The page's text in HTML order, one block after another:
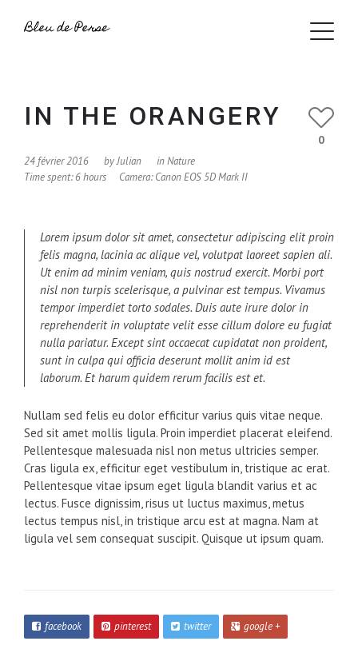
IN THE ORANGERY
24 février 2016 byJulian inNature
Time spent: 6 hours
Camera: Canon EOS 5D Mark II
0
Lorem ipsum dolor sit amet, consectetur adipiscing elit proin
felis magna, lacinia ac alique vel, volutpat laoreet sapien ali.
Ut enim ad minim veniam, quis nostrud exercit. Morbi port
nisl non turpis scelerisque, a pulvinar est tempus. Vivamus
tempor imperdiet torto sodales. Duis aute irure dolor in
reprehenderit in voluptate velit esse cillum dolore eu fugiat
nulla pariatur. Except sint occaecat cupidatat non proident,
sunt in culpa qui officia deserunt mollit anim id est
laborum. Et harum quidem rerum facilis est et.
Nullam sed felis eu dolor efficitur varius quis vitae neque.
Sed sit amet mollis ligula. Proin imperdiet placerat eleifend.
Pellentesque malesuada nisl non metus ultricies semper.
Cras ligula ex, efficitur eget vestibulum in, tristique ac erat.
Pellentesque vitae ipsum eget ligula blandit varius et ac
lectus. Fusce dignissim, risus ut luctus maximus, metus
lectus tempus nisl, in tristique arcu est at magna. Nam at
ligula vel sem consequat suscipit. Quisque ut ipsum quam.
facebook pinterest twitter google +